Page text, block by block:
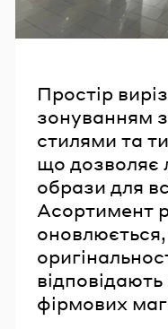
Простір
зонуванням
стилями та
що дозволяє
образи для
Асортимент
оновлюється,
фірмових